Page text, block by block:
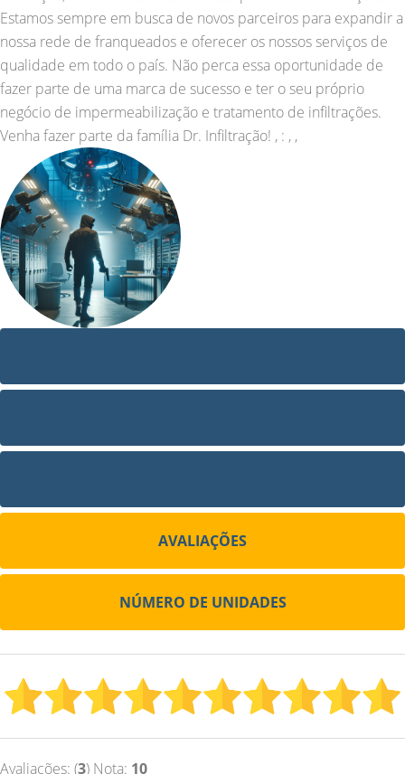
Estamos sempre em busca de novos parceiros para expandir a
nossa rede de franqueados e oferecer os nossos serviços de
qualidade em todo o país. Não perca essa oportunidade de
fazer parte de uma marca de sucesso e ter o seu próprio
negócio de impermeabilização e tratamento de infiltrações.
Venha fazer parte da família Dr. Infiltração! , : , ,
AVALIAÇÕES
NÚMERO DE UNIDADES
Avaliações: (3) Nota: 10